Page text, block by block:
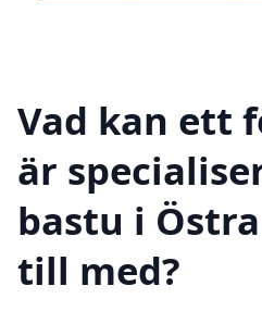
Vad kan ett
är
bastu i
till med?